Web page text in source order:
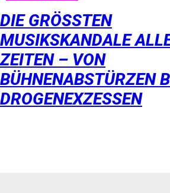
DIE GRÖSSTEN M
USIKSKANDALE
EITEN – VON B
ÜHNENABSTÜRZEN
ROGENEXZESSEN